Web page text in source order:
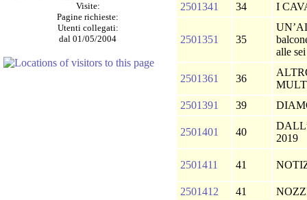
Visite:
Pagine richieste:
Utenti collegati:
dal 01/05/2004
2501341
34 I
2501351 35
alle
2501361 36
2501391
39
2501401 40
2019
2501411 41
2501412 41